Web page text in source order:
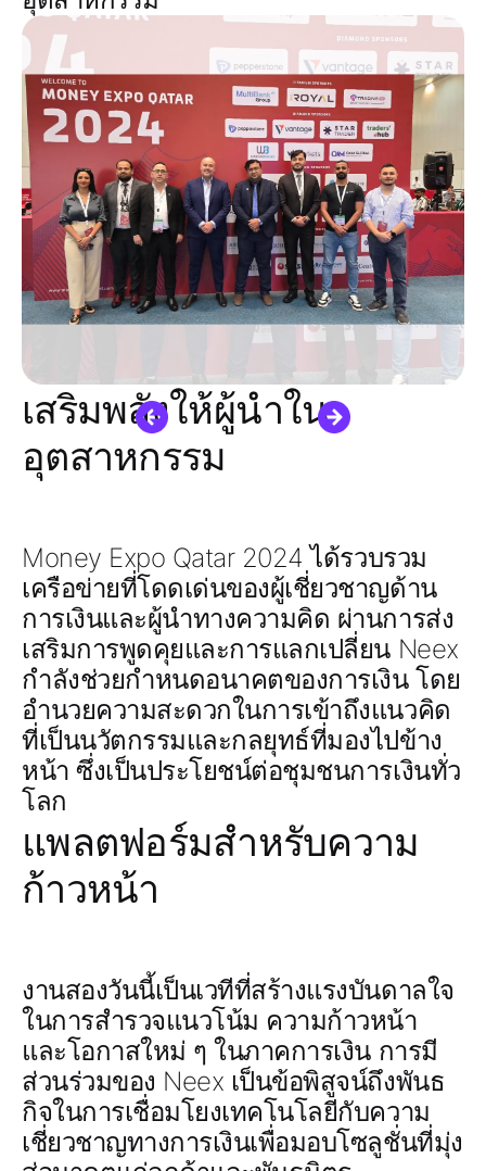
เสริมพลังให้ผู้นำใน
อุตสาหกรรม
Money Expo Qatar 2024 ได้รวบรวม
เครือข่ายที่โดดเด่นของผู้เชี่ยวชาญด้าน
การเงินและผู้นำทางความคิด ผ่านการส่ง
เสริมการพูดคุยและการแลกเปลี่ยน Neex
กำลังช่วยกำหนดอนาคตของการเงิน โดย
อำนวยความสะดวกในการเข้าถึงแนวคิด
ที่เป็นนวัตกรรมและกลยุทธ์ที่มองไปข้าง
หน้า ซึ่งเป็นประโยชน์ต่อชุมชนการเงินทั่ว
โลก
แพลตฟอร์มสำหรับความ
ก้าวหน้า
งานสองวันนี้เป็นเวทีที่สร้างแรงบันดาลใจ
ในการสำรวจแนวโน้ม ความก้าวหน้า
และโอกาสใหม่ ๆ ในภาคการเงิน การมี
ส่วนร่วมของ Neex เป็นข้อพิสูจน์ถึงพันธ
กิจในการเชื่อมโยงเทคโนโลยีกับความ
เชี่ยวชาญทางการเงินเพื่อมอบโซลูชั่นที่มุ่ง